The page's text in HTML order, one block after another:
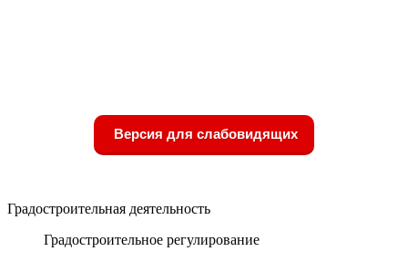
Версия для слабовидящих
Градостроительная деятельность
Градостроительное регулирование